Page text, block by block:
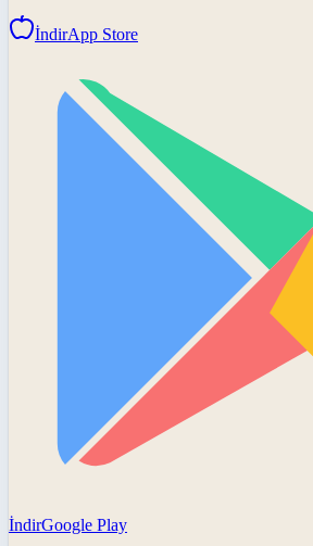
İndirApp Store
İndirGoogle Play